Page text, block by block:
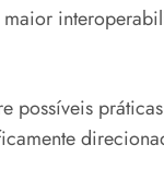
possíveis